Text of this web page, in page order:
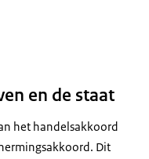
en de staat
het handelsakkoord
Dit